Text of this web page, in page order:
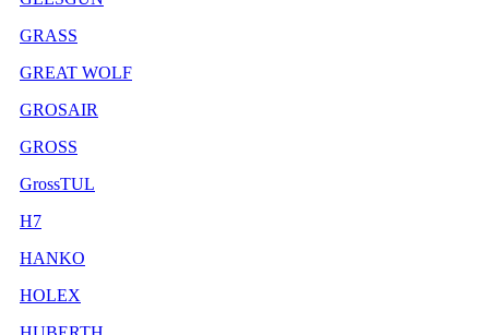
GRASS
GREAT WOLF
GROSAIR
GROSS
GrossTUL
H7
HANKO
HOLEX